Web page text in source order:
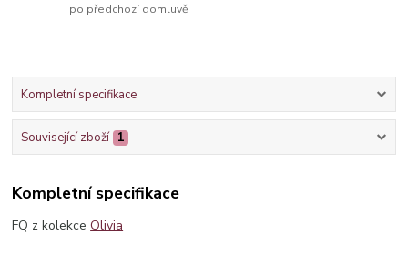
po předchozí domluvě
Kompletní specifikace
Související zboží 1
Kompletní specifikace
FQ z kolekceOlivia